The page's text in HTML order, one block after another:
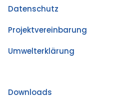
Datenschutz
Projektvereinbarung
Umwelterklärung
Downloads